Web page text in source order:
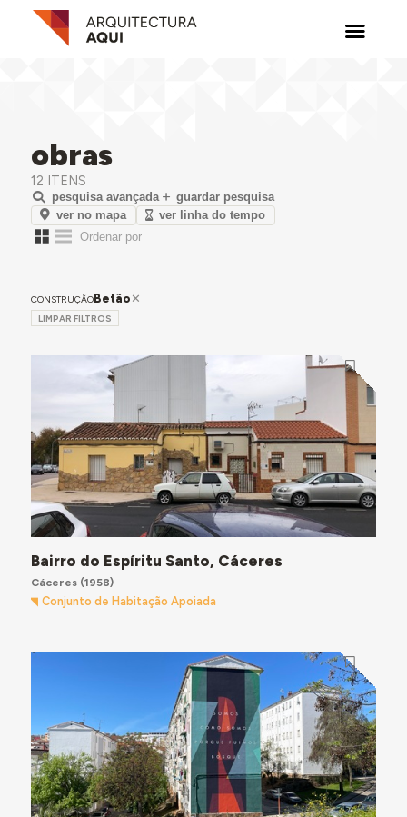
obras
12 ITENS
pesquisa avançada
guardar pesquisa
ver no mapa
ver linha do tempo
CONSTRUÇÃOBetão
LIMPAR FILTROS
Bairro do Espíritu Santo, Cáceres
Cáceres(1958)
Conjunto de Habitação Apoiada